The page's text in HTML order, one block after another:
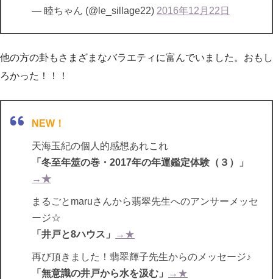
— 睦ちゃん (@le_sillage22) 2016年12月22日
他の方の卦もさまざまなバラエティに富んでいました。おもし
ろかった！！！
NEW！
天海玉紀の個人的感想あれこれ
「冬至年筮の巻・2017年の年運鑑定体験（３）」
→★
まるごとmaruさんから翡翠先生へのアンサーメッセ
ージ☆
「井戸と8ハウス」
→★
再び頂きました！翡翠輝子先生からのメッセージ♪
「無意識の井戸から水を汲む」
→★